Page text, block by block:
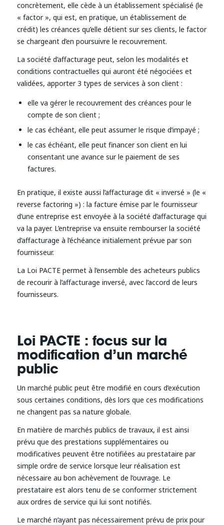
concrètement, elle cède à un établissement spécialisé (le
« factor », qui est, en pratique, un établissement de
crédit) les créances qu’elle détient sur ses clients, le factor
se chargeant d’en poursuivre le recouvrement.
La société d’affacturage peut, selon les modalités et
conditions contractuelles qui auront été négociées et
validées, apporter 3 types de services à son client :
elle va gérer le recouvrement des créances pour le
compte de son client ;
le cas échéant, elle peut assumer le risque d’impayé ;
le cas échéant, elle peut financer son client en lui
consentant une avance sur le paiement de ses
factures.
En pratique, il existe aussi l’affacturage dit « inversé » (le «
reverse factoring ») : la facture émise par le fournisseur
d’une entreprise est envoyée à la société d’affacturage qui
va la payer. L’entreprise va ensuite rembourser la société
d’affacturage à l’échéance initialement prévue par son
fournisseur.
La Loi PACTE permet à l’ensemble des acheteurs publics
de recourir à l’affacturage inversé, avec l’accord de leurs
fournisseurs.
Loi PACTE : focus sur la
modification d’un marché
public
Un marché public peut être modifié en cours d’exécution
sous certaines conditions, dès lors que ces modifications
ne changent pas sa nature globale.
En matière de marchés publics de travaux, il est ainsi
prévu que des prestations supplémentaires ou
modificatives peuvent être notifiées au prestataire par
simple ordre de service lorsque leur réalisation est
nécessaire au bon achèvement de l’ouvrage. Le
prestataire est alors tenu de se conformer strictement
aux ordres de service qui lui sont notifiés.
Le marché n’ayant pas nécessairement prévu de prix pour